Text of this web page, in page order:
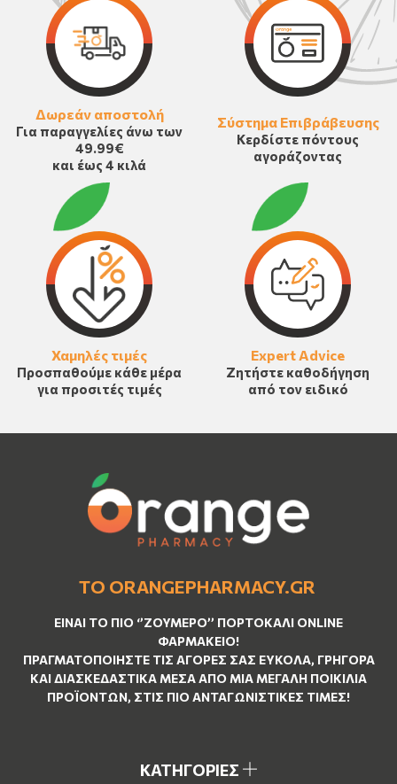
Δωρεάν αποστολή
Για παραγγελίες άνω των
49.99€
και έως 4 κιλά
Σύστημα Επιβράβευσης
Κερδίστε πόντους
αγοράζοντας
Χαμηλές τιμές
Προσπαθούμε κάθε μέρα
για προσιτές τιμές
Expert Advice
Ζητήστε καθοδήγηση
από τον ειδικό
ΤΟ ORANGEPHARMACY.GR
ΕΊΝΑΙ ΤO ΠΙΟ ‘’ΖΟΥΜΕΡΌ’’ ΠΟΡΤΟΚΑΛΊ ΟNLINE
ΦΑΡΜΑΚΕΊΟ!
ΠΡΑΓΜΑΤΟΠΟΙΉΣΤΕ ΤΙΣ ΑΓΟΡΈΣ ΣΑΣ ΕΎΚΟΛΑ, ΓΡΉΓΟΡΑ
ΚΑΙ ΔΙΑΣΚΕΔΑΣΤΙΚΆ ΜΈΣΑ ΑΠΌ ΜΙΑ ΜΕΓΆΛΗ ΠΟΙΚΙΛΊΑ
ΠΡΟΪΌΝΤΩΝ, ΣΤΙΣ ΠΙΟ ΑΝΤΑΓΩΝΙΣΤΙΚΈΣ ΤΙΜΈΣ!
ΚΑΤΗΓΟΡΙΕΣ